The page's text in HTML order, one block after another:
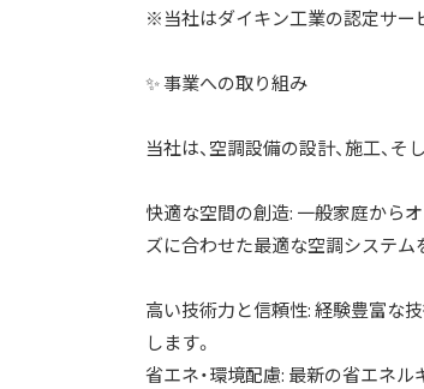
※当社はダイキン工業の認定サー
✨ 事業への取り組み
当社は、空調設備の設計、施工、
快適な空間の創造: 一般家庭から
ズに合わせた最適な空調システム
高い技術力と信頼性: 経験豊富な
します。
省エネ・環境配慮: 最新の省エネ